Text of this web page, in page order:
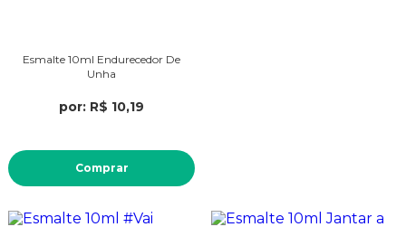
Esmalte 10ml Endurecedor De
Unha
por: R$ 10,19
Comprar